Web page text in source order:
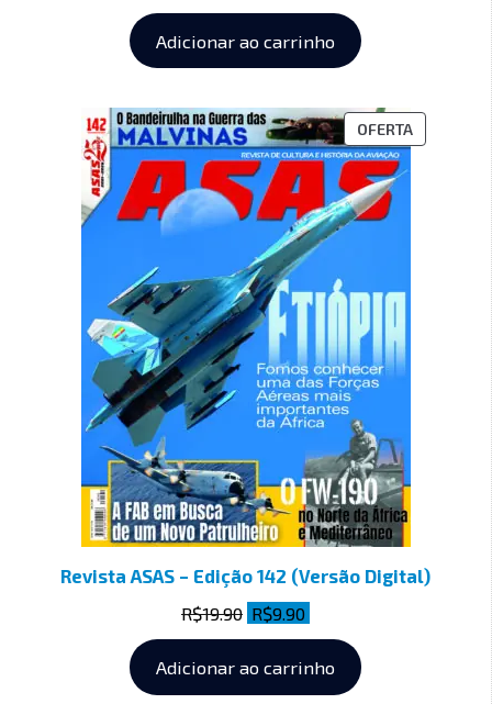
Adicionar ao carrinho
OFERTA
Revista ASAS – Edição 142 (Versão Digital)
R$19.90 R$9.90
Adicionar ao carrinho